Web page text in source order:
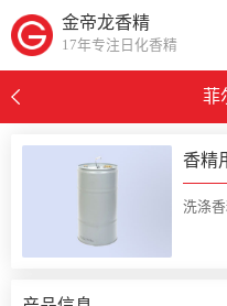
金帝龙香精
17年专注日化香精
菲
香精
洗涤